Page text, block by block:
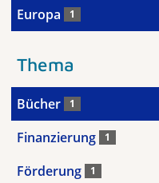
Europa 1
Thema
Bücher 1
Finanzierung 1
Förderung 1